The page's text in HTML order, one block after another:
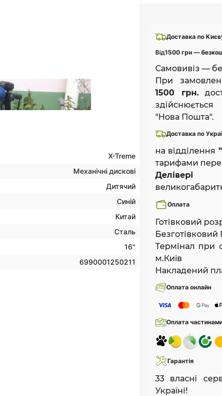
X-Treme
Механічні дискові
Дитячий
Синій
Китай
Сталь
16"
6990001250211
Доставка по
Від1500 грн —
Самовивіз —
При
1500 грн.
"Нова Пошта".
Доставка по
на відділення
тарифами
Делівері —
Оплата
Готівковий
Термінал при
м.Київ
Накладений
Оплата онлайн
Оплата
Гарантія
33 власні
Україні!